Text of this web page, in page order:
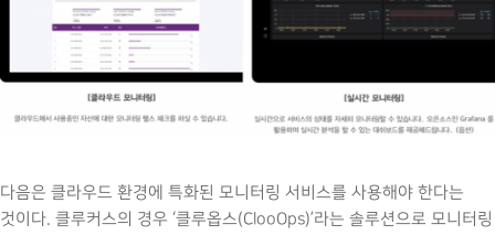
다음은 클라우드 환경에 특화된 모니터링 서비스를 사용해야 한다는
것이다. 클루커스의 경우 ‘클루옵스(ClooOps)’라는 솔루션으로 모니터링